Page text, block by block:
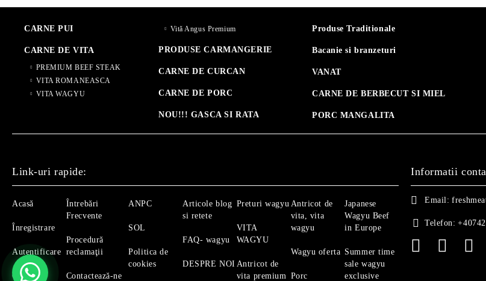
CARNE PUI
CARNE DE VITA
PREMIUM BEEF STEAK
VITA ROMANEASCA
VITA WAGYU
Vită Angus Premium
PRODUSE CARMANGERIE
CARNE DE CURCAN
CARNE DE PORC
NOU!!! GASCA SI RATA
Produse Traditionale
Bacanie si branzeturi
VANAT
CARNE DE BERBECUT SI MIEL
PORC MANGALITA
Link-uri rapide:
Acasă
Înregistrare
Autentificare
Căutare
Întrebări
Frecvente
Procedură
reclamaţii
Contactează-ne
ANPC
SOL
Politica de
cookies
Articole blog
si retete
FAQ- wagyu
DESPRE NOI
Preturi wagyu
VITA
WAGYU
Antricot de
vita premium
Antricot de
vita, vita
wagyu
Wagyu oferta
Porc
Japanese
Wagyu Beef
in Europe
Summer time
sale wagyu
exclusive
Informatii
Email:
Telefon: